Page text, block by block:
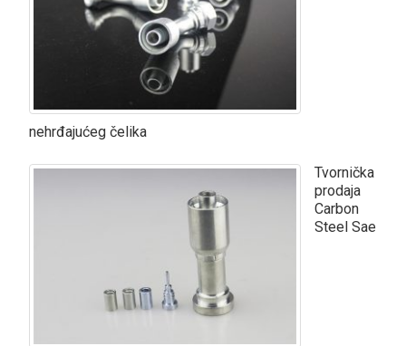
nehrđajućeg čelika
Tvornička
prodaja
Carbon
Steel Sae